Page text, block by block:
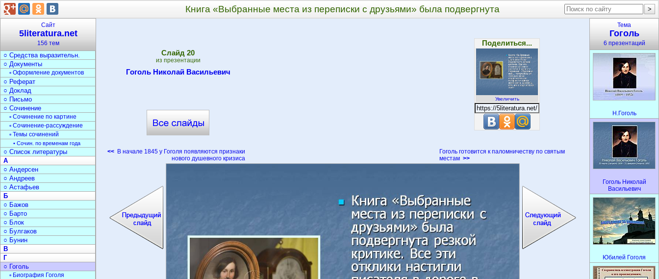
Книга «Выбранные места из переписки с друзьями» была подвергнута
Cлайд 20
из презентации
Гоголь Николай Васильевич
Поделиться...
Увеличить
<< В начале 1845 у Гоголя появляются признаки
нового душевного кризиса
Гоголь готовится к паломничеству по святым
местам >>
Сайт
5literatura.net
156 тем
○ Типы текста
○ Анализ текста
○ Стили речи
○ Жанры
▫ Фольклор
▫ Мифы и легенды
○ Средства выразительн.
○ Документы
▫ Оформление документов
○ Реферат
○ Доклад
○ Письмо
○ Сочинение
▫ Сочинение по картине
▫ Сочинение-рассуждение
▫ Темы сочинений
• Сочин. по временам года
○ Список литературы
А
○ Андерсен
○ Андреев
○ Астафьев
Б
○ Бажов
○ Барто
○ Блок
○ Булгаков
○ Бунин
В
Г
○ Гоголь
▫ Биография Гоголя
Тема
Гоголь
6 презентаций
Н.Гоголь
Гоголь Николай
Васильевич
Юбилей Гоголя